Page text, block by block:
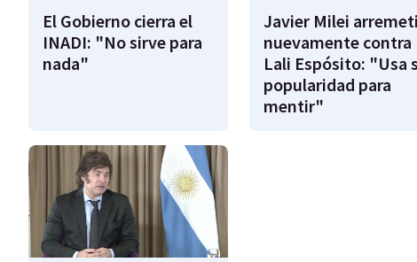
El Gobierno cierra el
INADI: "No sirve para
nada"
Javier Milei
nuevamente contra
Lali Espósito: "Usa
popularidad para
mentir"